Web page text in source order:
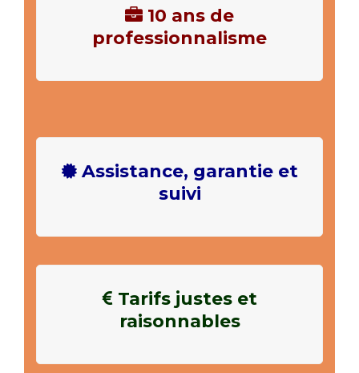
10 ans de
professionnalisme
Assistance, garantie et
suivi
Tarifs justes et
raisonnables